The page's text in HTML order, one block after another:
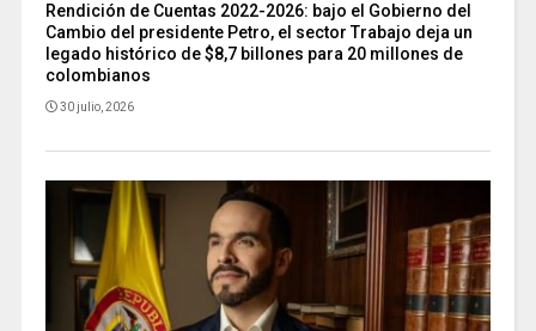
Rendición de Cuentas 2022-2026: bajo el Gobierno del
Cambio del presidente Petro, el sector Trabajo deja un
legado histórico de $8,7 billones para 20 millones de
colombianos
30 julio, 2026